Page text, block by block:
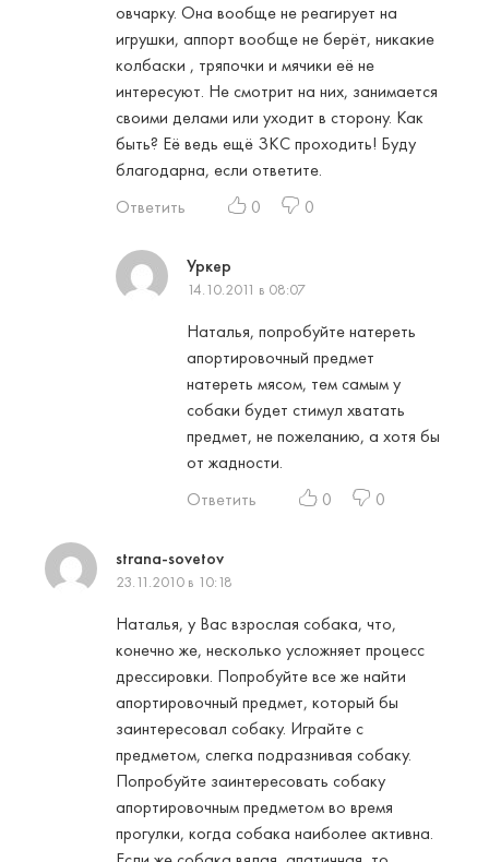
овчарку. Она вообще не реагирует на
игрушки, аппорт вообще не берёт, никакие
колбаски , тряпочки и мячики её не
интересуют. Не смотрит на них, занимается
своими делами или уходит в сторону. Как
быть? Её ведь ещё ЗКС проходить! Буду
благодарна, если ответите.
Ответить
0 0
Уркер
14.10.2011 в 08:07
Наталья, попробуйте натереть
апортировочный предмет
натереть мясом, тем самым у
собаки будет стимул хватать
предмет, не пожеланию, а хотя бы
от жадности.
Ответить
0 0
strana-sovetov
23.11.2010 в 10:18
Наталья, у Вас взрослая собака, что,
конечно же, несколько усложняет процесс
дрессировки. Попробуйте все же найти
апортировочный предмет, который бы
заинтересовал собаку. Играйте с
предметом, слегка подразнивая собаку.
Попробуйте заинтересовать собаку
апортировочным предметом во время
прогулки, когда собака наиболее активна.